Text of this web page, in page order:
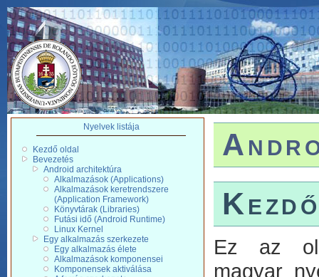
Nyelvek listája
Kezdő oldal
Bevezetés
Android architektúra
Alkalmazások (Applications)
Alkalmazások keretrendszere
(Application Framework)
Könyvtárak (Libraries)
Futási idő (Android Runtime)
Linux Kernel
Egy alkalmazás szerkezete
Egy alkalmazás élete
Alkalmazások komponensei
Komponensek aktiválása
Ez az
magyar